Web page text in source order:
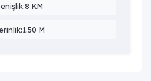
KM
M